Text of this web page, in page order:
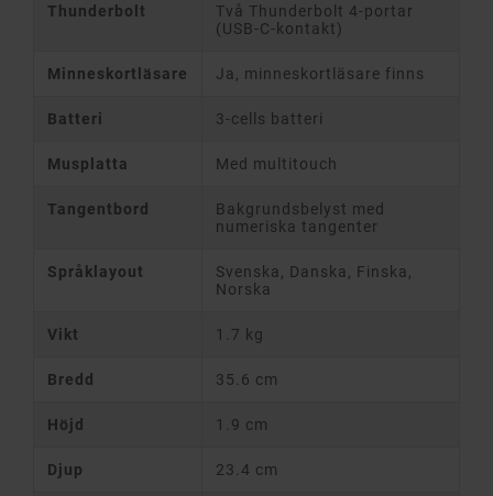
Thunderbolt
Två Thunderbolt 4-portar
(USB-C-kontakt)
Minneskortläsare Ja, minneskortläsare finns
Batteri 3-cells batteri
Musplatta Med multitouch
Tangentbord
Bakgrundsbelyst med
numeriska tangenter
Språklayout
Svenska, Danska, Finska,
Norska
Vikt 1.7 kg
Bredd 35.6 cm
Höjd 1.9 cm
Djup 23.4 cm